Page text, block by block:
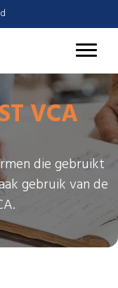
VCA
die gebruikt
gebruik van de